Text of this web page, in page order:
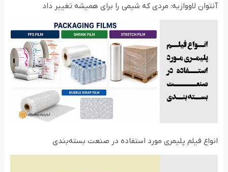
آنتوان لاووازیه: مردی که شیمی را برای همیشه تغییر داد
انواع فیلم‌ پلیمری مورد استفاده در صنعت بسته‌بندی